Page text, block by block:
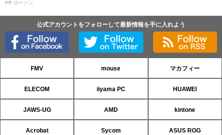
PR ローソン
公式アカウントをフォローして最新情報を手に入れよう
FMV mouse マカフィー
ELECOM iiyama PC HUAWEI
JAWS-UG AMD kintone
Acrobat Sycom ASUS ROG